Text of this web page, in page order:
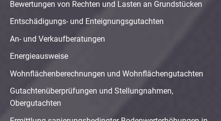
Bewertungen von Rechten und Lasten an Grundstücken
Entschädigungs- und Enteignungsgutachten
An- und Verkaufberatungen
Energieausweise
Wohnflächenberechnungen und Wohnflächengutachten
Gutachtenüberprüfungen und Stellungnahmen,
Obergutachten